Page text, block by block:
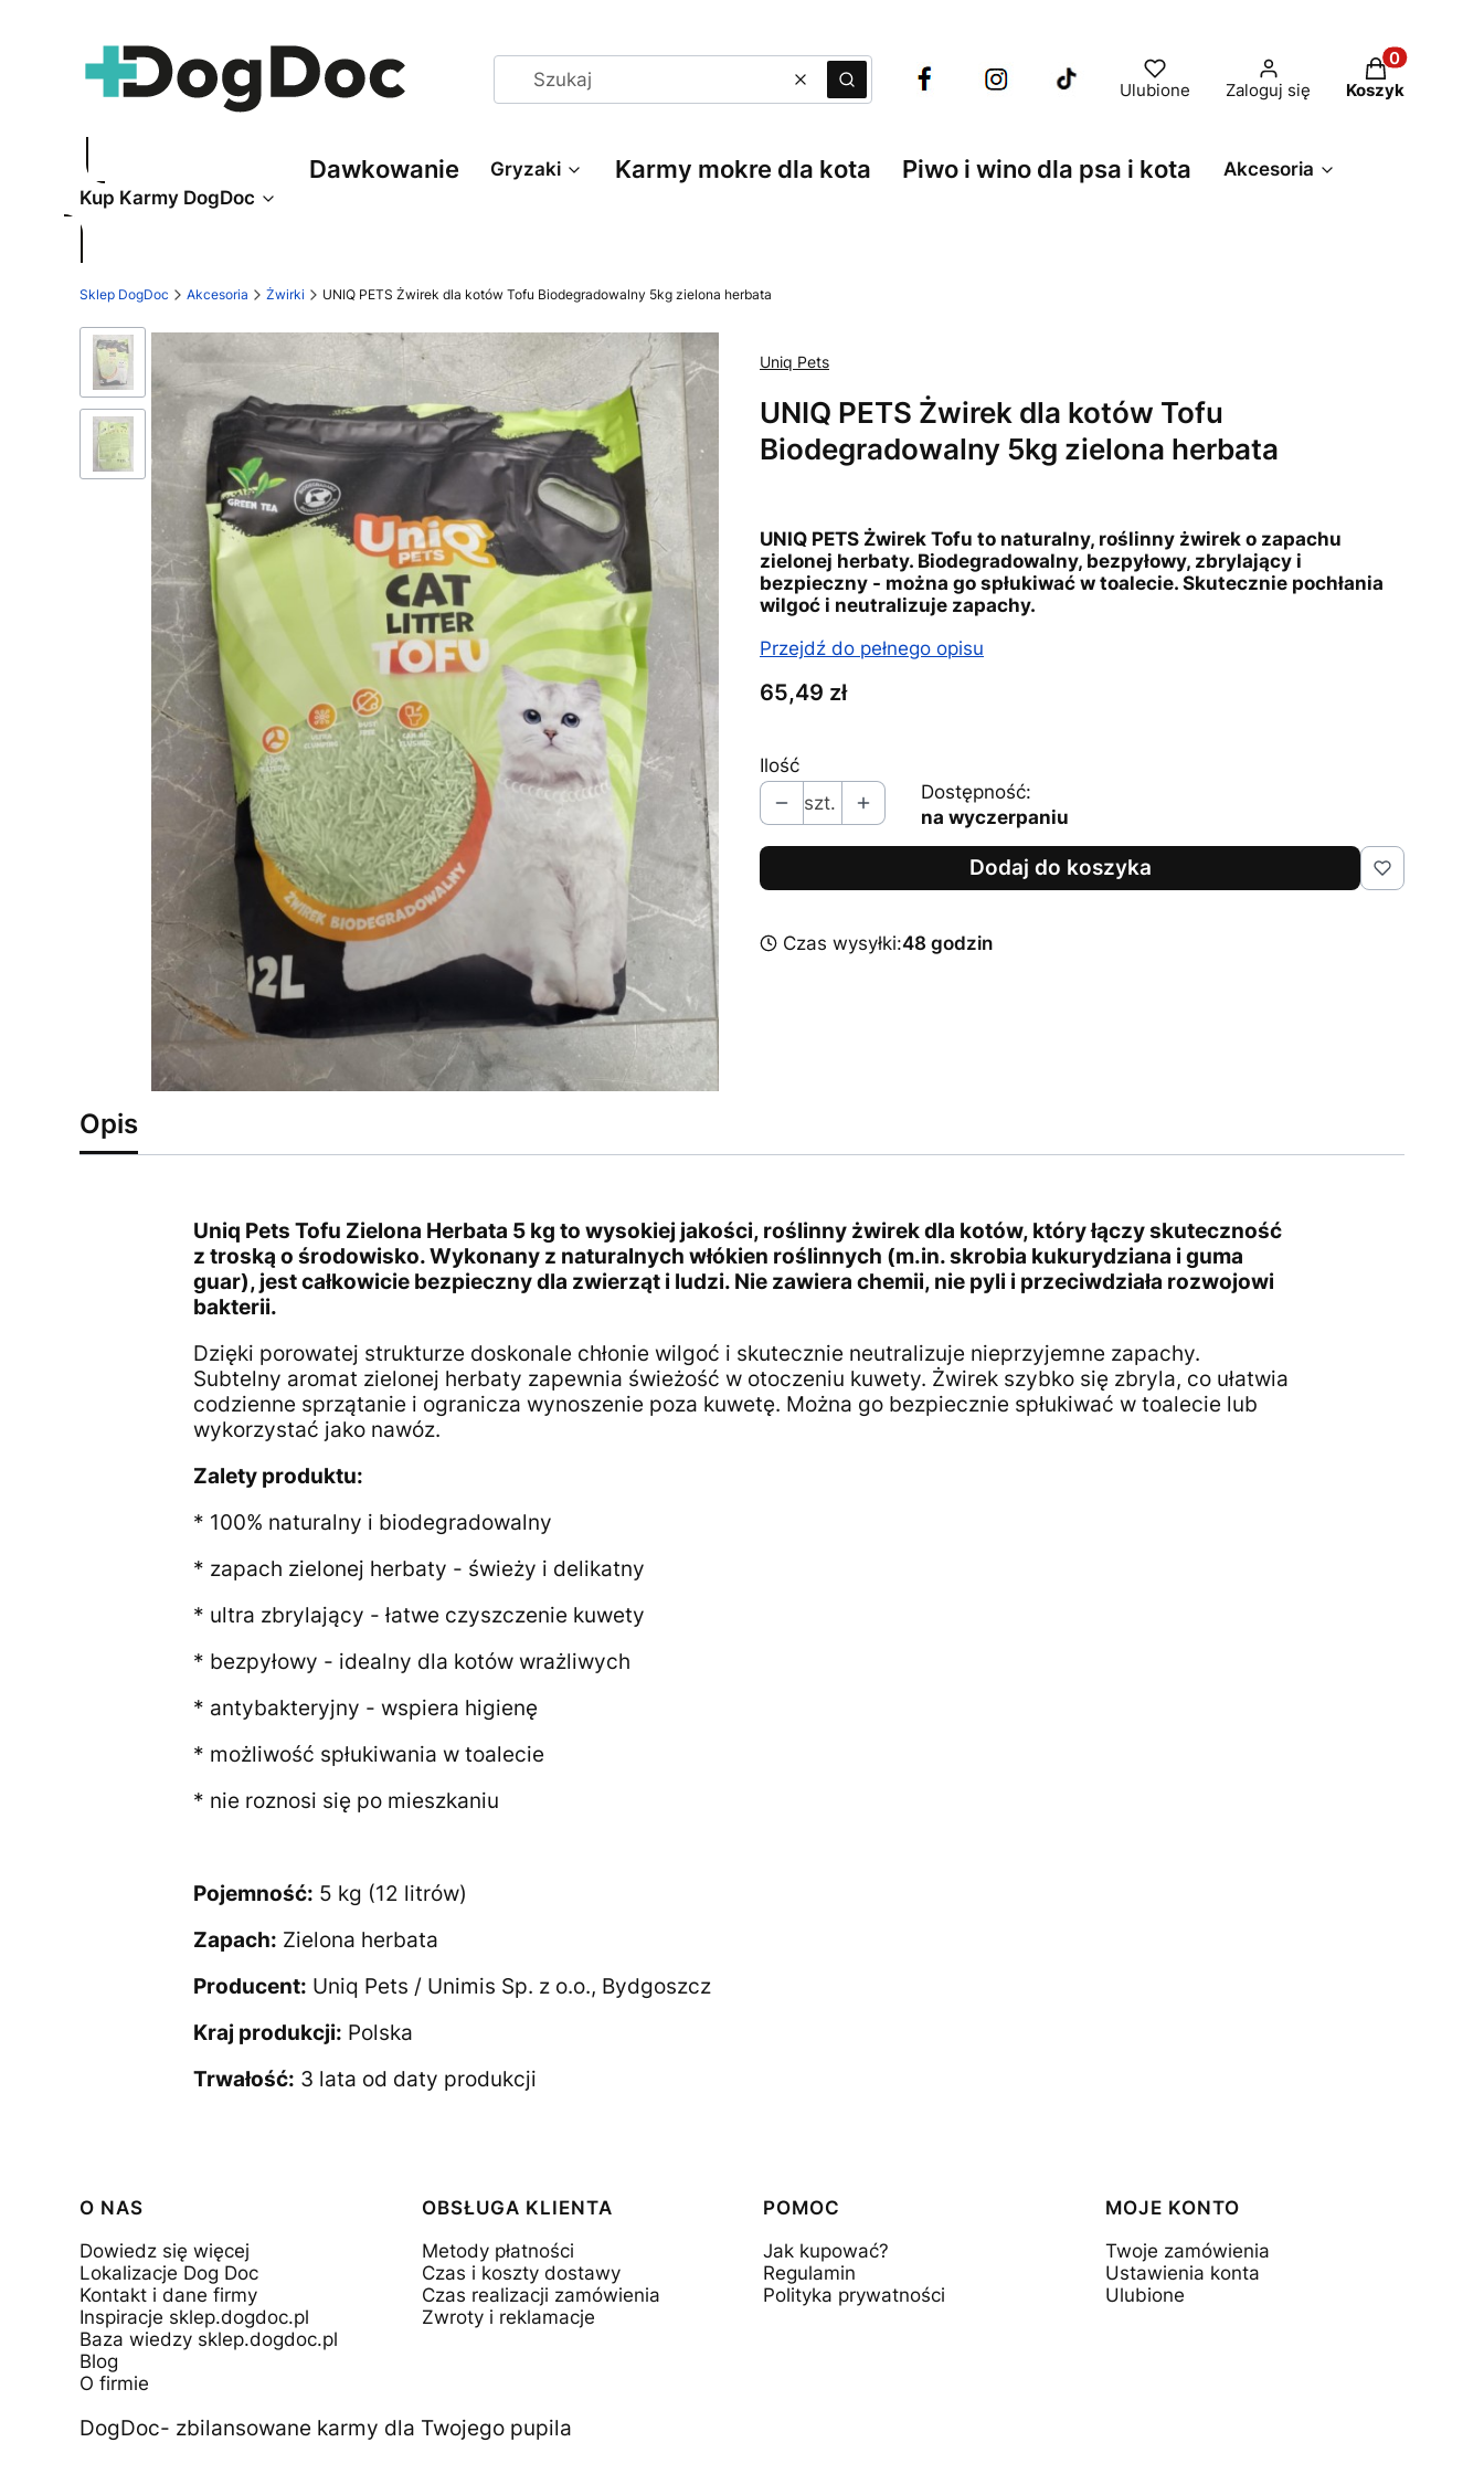
WyczyśćSzukaj Ulubione Zaloguj się
Produkty w
Koszyk
Kup Karmy DogDoc
Dawkowanie Gryzaki Karmy mokre dla kota Piwo i wino dla psa i kota Akcesoria
Sklep DogDoc Akcesoria Żwirki UNIQ PETS Żwirek dla kotów Tofu Biodegradowalny 5kg zielona herbata
Uniq Pets
UNIQ PETS Żwirek dla kotów Tofu
Biodegradowalny 5kg zielona herbata
UNIQ PETS Żwirek Tofu to naturalny, roślinny żwirek o zapachu
zielonej herbaty. Biodegradowalny, bezpyłowy, zbrylający i
bezpieczny - można go spłukiwać w toalecie. Skutecznie pochłania
wilgoć i neutralizuje zapachy.
Przejdź do pełnego opisu
Cena
65,49 zł
Ilość
szt.
Dostępność:
na wyczerpaniu
Dodaj do koszyka
Czas wysyłki:48 godzin
Opis
Uniq Pets Tofu Zielona Herbata 5 kg to wysokiej jakości, roślinny żwirek dla kotów, który łączy skuteczność
z troską o środowisko. Wykonany z naturalnych włókien roślinnych (m.in. skrobia kukurydziana i guma
guar), jest całkowicie bezpieczny dla zwierząt i ludzi. Nie zawiera chemii, nie pyli i przeciwdziała rozwojowi
bakterii.
Dzięki porowatej strukturze doskonale chłonie wilgoć i skutecznie neutralizuje nieprzyjemne zapachy.
Subtelny aromat zielonej herbaty zapewnia świeżość w otoczeniu kuwety. Żwirek szybko się zbryla, co ułatwia
codzienne sprzątanie i ogranicza wynoszenie poza kuwetę. Można go bezpiecznie spłukiwać w toalecie lub
wykorzystać jako nawóz.
Zalety produktu:
* 100% naturalny i biodegradowalny
* zapach zielonej herbaty - świeży i delikatny
* ultra zbrylający - łatwe czyszczenie kuwety
* bezpyłowy - idealny dla kotów wrażliwych
* antybakteryjny - wspiera higienę
* możliwość spłukiwania w toalecie
* nie roznosi się po mieszkaniu
Pojemność: 5 kg (12 litrów)
Zapach: Zielona herbata
Producent: Uniq Pets / Unimis Sp. z o.o., Bydgoszcz
Kraj produkcji: Polska
Trwałość: 3 lata od daty produkcji
Linki w stopce
O NAS
Dowiedz się więcej
Lokalizacje Dog Doc
Kontakt i dane firmy
Inspiracje sklep.dogdoc.pl
Baza wiedzy sklep.dogdoc.pl
Blog
O firmie
OBSŁUGA KLIENTA
Metody płatności
Czas i koszty dostawy
Czas realizacji zamówienia
Zwroty i reklamacje
POMOC
Jak kupować?
Regulamin
Polityka prywatności
MOJE KONTO
Twoje zamówienia
Ustawienia konta
Ulubione
DogDoc- zbilansowane karmy dla Twojego pupila